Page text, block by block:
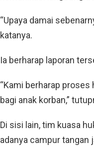
“Upaya damai
katanya.
Ia berharap laporan
“Kami berharap
bagi anak korban,”
Di sisi lain, tim kuasa
adanya campur tangan